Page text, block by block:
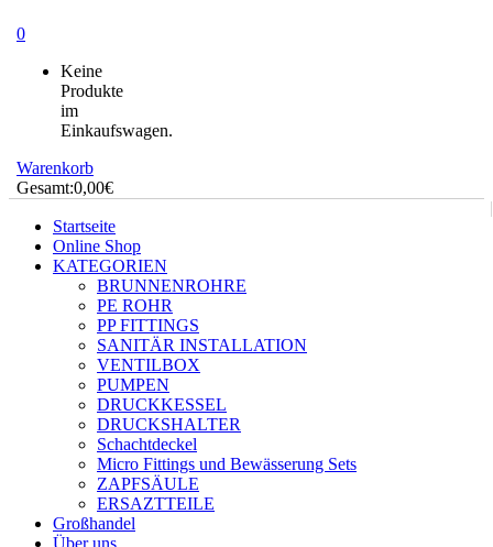
0
Keine
Produkte
im
Einkaufswagen.
Warenkorb
Gesamt:0,00€
Startseite
Online Shop
KATEGORIEN
BRUNNENROHRE
PE ROHR
PP FITTINGS
SANITÄR INSTALLATION
VENTILBOX
PUMPEN
DRUCKKESSEL
DRUCKSHALTER
Schachtdeckel
Micro Fittings und Bewässerung Sets
ZAPFSÄULE
ERSAZTTEILE
Großhandel
Über uns